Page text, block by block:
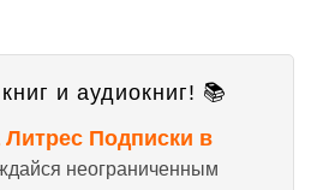
и аудиокниг! 📚
Литрес Подписки в
неограниченным